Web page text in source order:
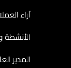
آراء
الأنشطة
المدير